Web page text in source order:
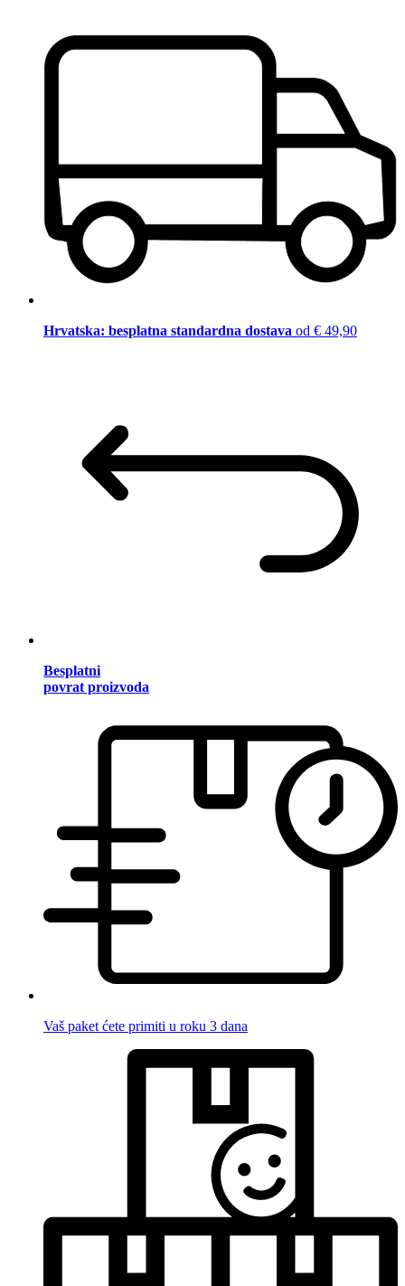
Hrvatska: besplatna standardna dostava od € 49,90
Besplatni
povrat proizvoda
Vaš paket ćete primiti u roku 3 dana